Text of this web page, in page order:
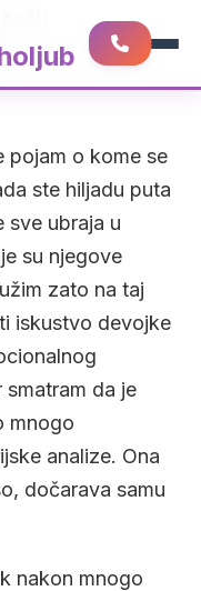
pojam o kome se
ste hiljadu puta
sve ubraja u
su njegove
zato na taj
iskustvo devojke
smatram da je
mnogo
analize. Ona
dočarava samu
nakon mnogo